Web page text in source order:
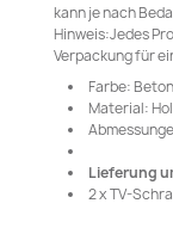
kann je nach
Hinweis:Jedes
Verpackung für
Farbe:
Material:
Lieferung
2 x TV-